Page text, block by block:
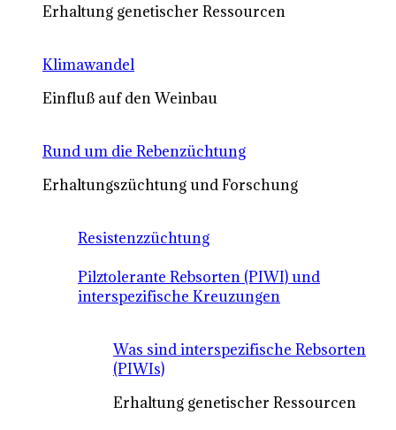
Erhaltung genetischer Ressourcen
Klimawandel
Einfluß auf den Weinbau
Rund um die Rebenzüchtung
Erhaltungszüchtung und Forschung
Resistenzzüchtung
Pilztolerante Rebsorten (PIWI) und
interspezifische Kreuzungen
Was sind interspezifische Rebsorten
(PIWIs)
Erhaltung genetischer Ressourcen